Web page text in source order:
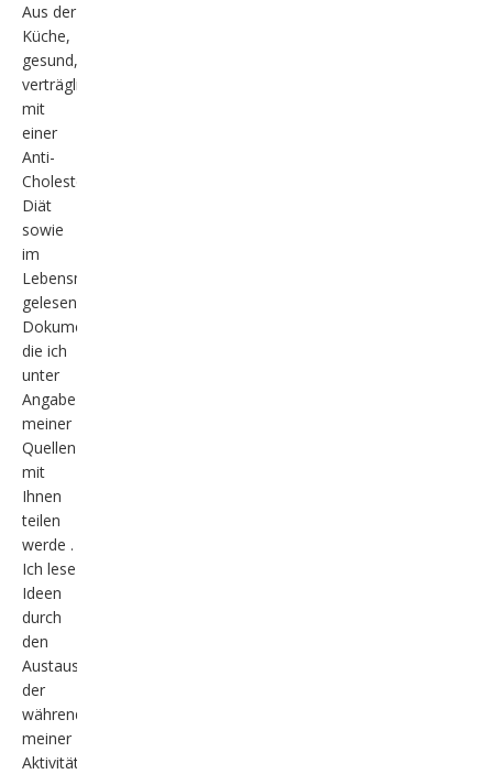
Aus der
Küche,
gesund,
verträglich
mit
einer
Anti-
Cholesterin-
Diät
sowie
im
Lebensmittelbereich
gelesene
Dokumentation,
die ich
unter
Angabe
meiner
Quellen
mit
Ihnen
teilen
werde .
Ich lese
Ideen
durch
den
Austausch,
der
während
meiner
Aktivitäten